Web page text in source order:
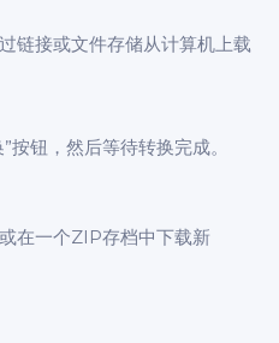
链接或文件存储从计算机上载
按钮，然后等待转换完成。
在一个ZIP存档中下载新